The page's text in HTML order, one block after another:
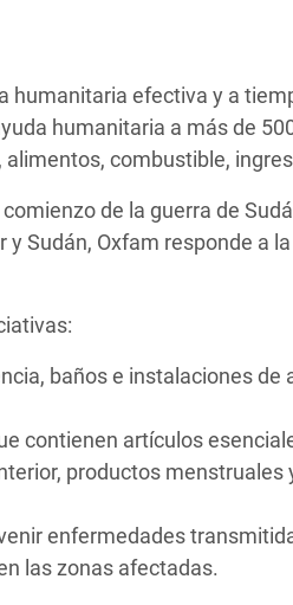
humanitaria efectiva y a
humanitaria a más de
combustible,
de la guerra de
Sudán, Oxfam responde a
baños e instalaciones de
contienen artículos
productos
enfermedades
las zonas afectadas.